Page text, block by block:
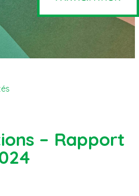
– Rapport